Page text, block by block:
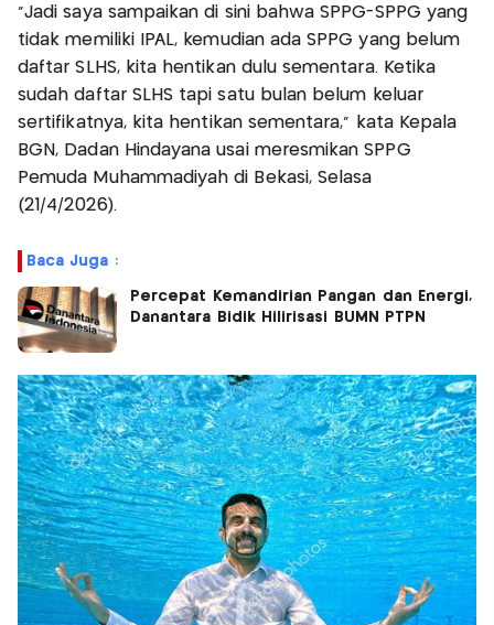
"Jadi saya sampaikan di sini bahwa SPPG-SPPG yang
tidak memiliki IPAL, kemudian ada SPPG yang belum
daftar SLHS, kita hentikan dulu sementara. Ketika
sudah daftar SLHS tapi satu bulan belum keluar
sertifikatnya, kita hentikan sementara," kata Kepala
BGN, Dadan Hindayana usai meresmikan SPPG
Pemuda Muhammadiyah di Bekasi, Selasa
(21/4/2026).
Baca Juga :
Percepat Kemandirian Pangan dan Energi,
Danantara Bidik Hilirisasi BUMN PTPN